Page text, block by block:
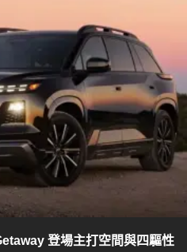
登場主打空間與四驅性